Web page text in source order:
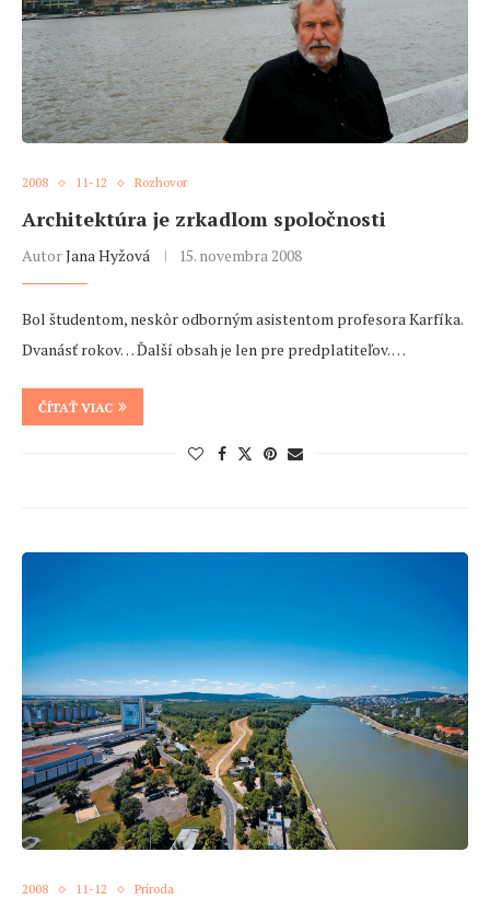
2008 11-12 Rozhovor
Architektúra je zrkadlom spoločnosti
AutorJana Hyžová 15. novembra 2008
Bol študentom, neskôr odborným asistentom profesora Karfíka.
Dvanásť rokov… Ďalší obsah je len pre predplatiteľov. …
ČÍTAŤ VIAC
2008 11-12 Príroda